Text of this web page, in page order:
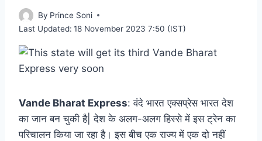
By Prince Soni
Last Updated: 18 November 2023 7:50 (IST)
Vande Bharat Express: वंदे भारत एक्सप्रेस भारत देश
का जान बन चुकी है| देश के अलग-अलग हिस्से में इस ट्रेन का
परिचालन किया जा रहा है। इस बीच एक राज्य में एक दो नहीं